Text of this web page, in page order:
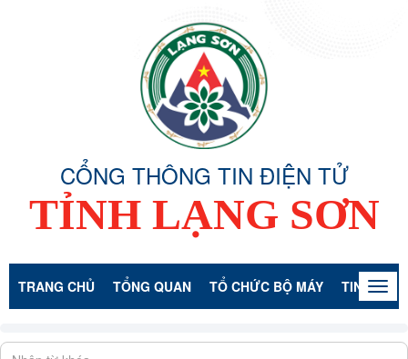
CỔNG THÔNG TIN ĐIỆN TỬ
TỈNH LẠNG SƠN
TRANG CHỦ TỔNG QUAN TỔ CHỨC BỘ MÁY TIN TỨC -